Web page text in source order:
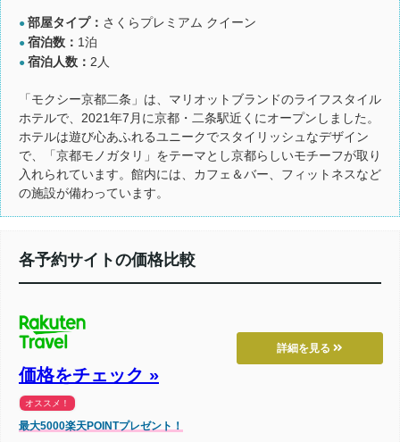
● 部屋タイプ： さくらプレミアム クイーン
● 宿泊数： 1泊
● 宿泊人数： 2人
「モクシー京都二条」は、マリオットブランドのライフスタイル
ホテルで、2021年7月に京都・二条駅近くにオープンしました。
ホテルは遊び心あふれるユニークでスタイリッシュなデザイン
で、「京都モノガタリ」をテーマとし京都らしいモチーフが取り
入れられています。館内には、カフェ＆バー、フィットネスなど
の施設が備わっています。
各予約サイトの価格比較
詳細を見る
価格をチェック »
オススメ！
最大5000楽天POINTプレゼント！